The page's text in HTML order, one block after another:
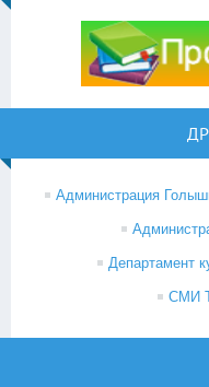
Администрация
Департамент
СМИ